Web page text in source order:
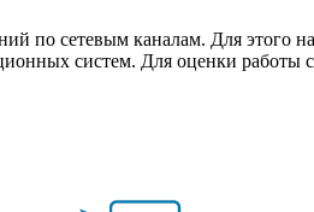
по сетевым каналам. Для этого
систем. Для оценки работы